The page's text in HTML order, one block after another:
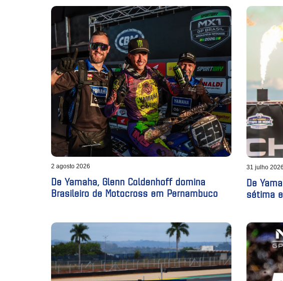
2 agosto 2026
De Yamaha, Glenn Coldenhoff domina
Brasileiro de Motocross em Pernambuco
31 julho 2026
De
sétima